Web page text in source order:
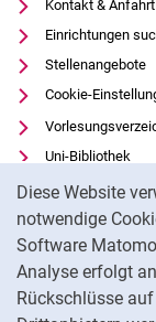
Diese Website
notwendige
Software
Analyse erfolgt
Rückschlüsse
Kontakt & Anfahrt
Einrichtungen
Stellenangebote
Cookie-
Uni-Bibliothek
Moodle
Panopto
Datenschutz
Barrierefreiheit
Transparenter